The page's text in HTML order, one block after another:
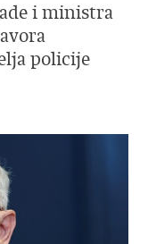
i ministra
policije